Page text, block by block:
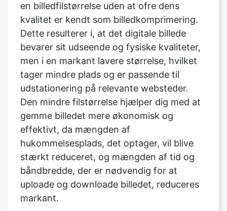
bevarer sit udseende og fysiske kvaliteter,
men i en markant lavere størrelse, hvilket
tager mindre plads og er passende til
udstationering på relevante websteder.
Den mindre filstørrelse hjælper dig med at
gemme billedet mere økonomisk og
effektivt, da mængden af
hukommelsesplads, det optager, vil blive
stærkt reduceret, og mængden af tid og
båndbredde, der er nødvendig for at
uploade og downloade billedet, reduceres
markant.
Hvad er typerne af